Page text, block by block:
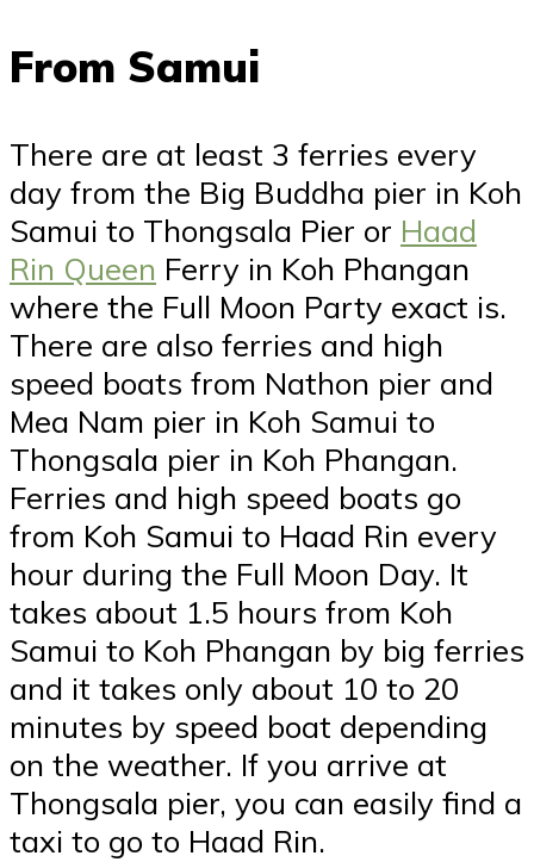
From Samui
There are at least 3 ferries every
day from the Big Buddha pier in Koh
Samui to Thongsala Pier or Haad
Rin Queen Ferry in Koh Phangan
where the Full Moon Party exact is.
There are also ferries and high
speed boats from Nathon pier and
Mea Nam pier in Koh Samui to
Thongsala pier in Koh Phangan.
Ferries and high speed boats go
from Koh Samui to Haad Rin every
hour during the Full Moon Day. It
takes about 1.5 hours from Koh
Samui to Koh Phangan by big ferries
and it takes only about 10 to 20
minutes by speed boat depending
on the weather. If you arrive at
Thongsala pier, you can easily find a
taxi to go to Haad Rin.